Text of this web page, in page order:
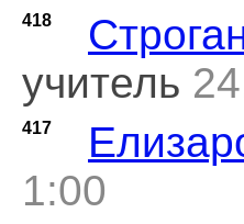
418
учитель
417
1:00